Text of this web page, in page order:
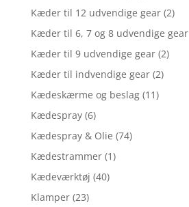
Kæder til 12 udvendige gear (2)
Kæder til 6, 7 og 8 udvendige gear
Kæder til 9 udvendige gear (2)
Kæder til indvendige gear (2)
Kædeskærme og beslag (11)
Kædespray (6)
Kædespray & Olie (74)
Kædestrammer (1)
Kædeværktøj (40)
Klamper (23)